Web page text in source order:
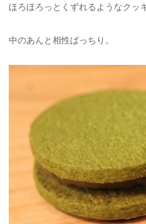
ほろほろっとくずれるようなクッ
中のあんと相性ばっちり。